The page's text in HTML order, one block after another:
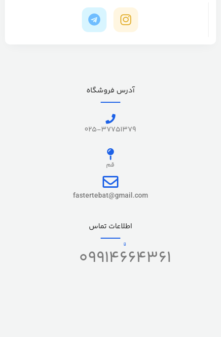
آدرس فروشگاه
025-37751379
قم
fastertebat@gmail.com
اطلاعات تماس
09914664361